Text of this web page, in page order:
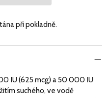
při pokladně.
IU (625 mcg) a 50 000 IU
suchého, ve vodě